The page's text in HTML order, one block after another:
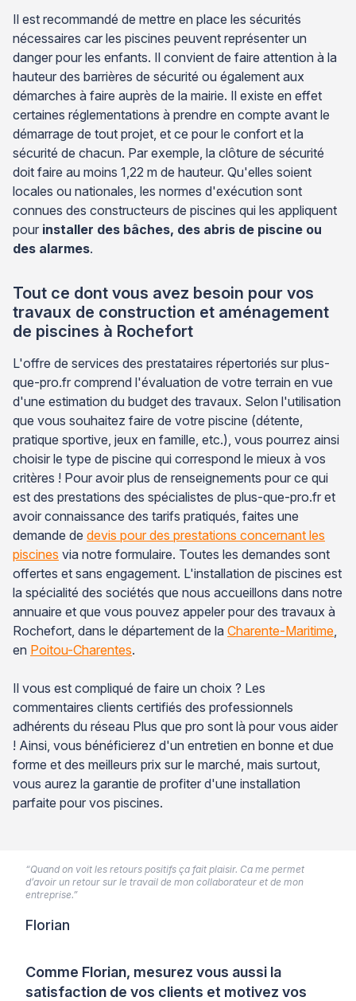
Il est recommandé de mettre en place les sécurités
nécessaires car les piscines peuvent représenter un
danger pour les enfants. Il convient de faire attention à la
hauteur des barrières de sécurité ou également aux
démarches à faire auprès de la mairie. Il existe en effet
certaines réglementations à prendre en compte avant le
démarrage de tout projet, et ce pour le confort et la
sécurité de chacun. Par exemple, la clôture de sécurité
doit faire au moins 1,22 m de hauteur. Qu'elles soient
locales ou nationales, les normes d'exécution sont
connues des constructeurs de piscines qui les appliquent
pour installer des bâches, des abris de piscine ou
des alarmes.
Tout ce dont vous avez besoin pour vos
travaux de construction et aménagement
de piscines à Rochefort
L'offre de services des prestataires répertoriés sur plus-
que-pro.fr comprend l'évaluation de votre terrain en vue
d'une estimation du budget des travaux. Selon l'utilisation
que vous souhaitez faire de votre piscine (détente,
pratique sportive, jeux en famille, etc.), vous pourrez ainsi
choisir le type de piscine qui correspond le mieux à vos
critères ! Pour avoir plus de renseignements pour ce qui
est des prestations des spécialistes de plus-que-pro.fr et
avoir connaissance des tarifs pratiqués, faites une
demande de devis pour des prestations concernant les
piscines via notre formulaire. Toutes les demandes sont
offertes et sans engagement. L'installation de piscines est
la spécialité des sociétés que nous accueillons dans notre
annuaire et que vous pouvez appeler pour des travaux à
Rochefort, dans le département de la Charente-Maritime
en Poitou-Charentes.
Il vous est compliqué de faire un choix ? Les
commentaires clients certifiés des professionnels
adhérents du réseau Plus que pro sont là pour vous aider
! Ainsi, vous bénéficierez d'un entretien en bonne et due
forme et des meilleurs prix sur le marché, mais surtout,
vous aurez la garantie de profiter d'une installation
parfaite pour vos piscines.
Comme Florian, mesurez vous aussi la
satisfaction de vos clients et motivez vos
“Quand on voit les retours positifs ça fait plaisir. Ca me permet
d’avoir un retour sur le travail de mon collaborateur et de mon
entreprise.”
Florian